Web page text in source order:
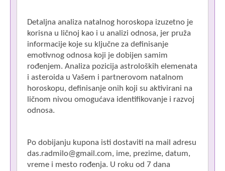
Detaljna analiza natalnog horoskopa izuzetno je
korisna u ličnoj kao i u analizi odnosa, jer pruža
informacije koje su ključne za definisanje
emotivnog odnosa koji je dobijen samim
rođenjem. Analiza pozicija astroloških elemenata
i asteroida u Vašem i partnerovom natalnom
horoskopu, definisanje onih koji su aktivirani na
ličnom nivou omogućava identifikovanje i razvoj
odnosa.
Po dobijanju kupona isti dostaviti na mail adresu
das.radmilo@gmail.com, ime, prezime, datum,
vreme i mesto rođenja. U roku od 7 dana